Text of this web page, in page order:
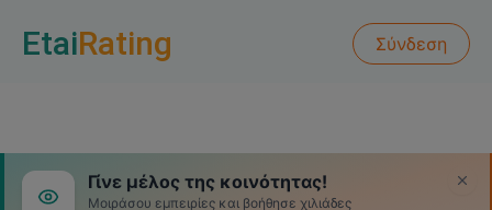
EtaiRating Σύνδεση
Γίνε μέλος της κοινότητας!
Μοιράσου εμπειρίες και βοήθησε χιλιάδες